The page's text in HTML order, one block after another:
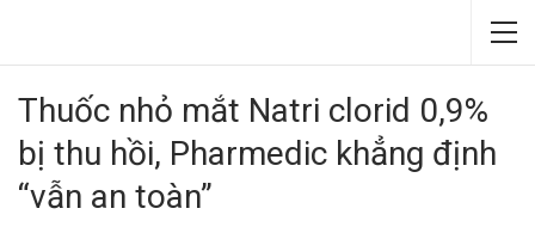
Thuốc nhỏ mắt Natri clorid 0,9%
bị thu hồi, Pharmedic khẳng định
“vẫn an toàn”